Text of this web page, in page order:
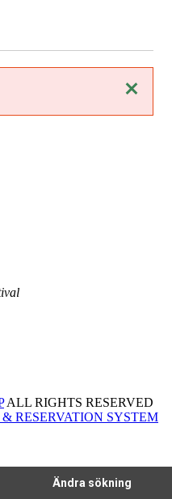
Ändra sökning
ALL RIGHTS RESERVED
RESERVATION SYSTEM